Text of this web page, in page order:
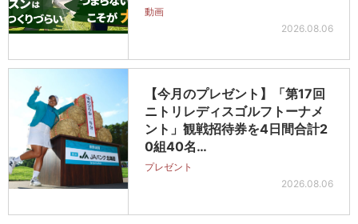
動画
2026.08.06
【今月のプレゼント】「第17回
ニトリレディスゴルフトーナメ
ント」観戦招待券を4日間合計2
0組40名…
プレゼント
2026.08.06